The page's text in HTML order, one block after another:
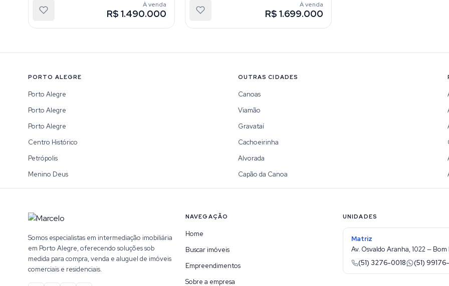
À venda
R$ 1.490.000
À venda
R$ 1.699.000
PORTO ALEGRE
Porto Alegre
Porto Alegre
Porto Alegre
Centro Histórico
Petrópolis
Menino Deus
OUTRAS CIDADES
Canoas
Viamão
Gravataí
Cachoeirinha
Alvorada
Capão da Canoa
Somos especialistas em intermediação imobiliária
em Porto Alegre, oferecendo soluções sob
medida para compra, venda e aluguel de imóveis
comerciais e residenciais.
NAVEGAÇÃO
Home
Buscar imóveis
Empreendimentos
Sobre a empresa
UNIDADES
Matriz
Av. Osvaldo Aranha, 1022 —
(51) 3276-0018
(51)